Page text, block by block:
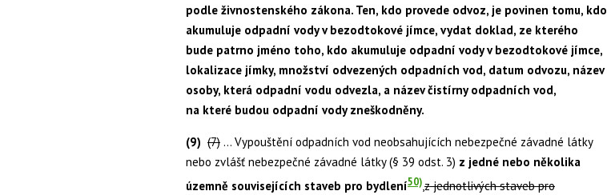
podle živnostenského zákona. Ten, kdo provede odvoz, je povinen tomu, kdo
akumuluje odpadní vody v bezodtokové jímce, vydat doklad, ze kterého
bude patrno jméno toho, kdo akumuluje odpadní vody v bezodtokové jímce,
lokalizace jímky, množství odvezených odpadních vod, datum odvozu, název
osoby, která odpadní vodu odvezla, a název čistírny odpadních vod,
na které budou odpadní vody zneškodněny.
(9) (7) ... Vypouštění odpadních vod neobsahujících nebezpečné závadné látky
nebo zvlášť nebezpečné závadné látky (§ 39 odst. 3) z jedné nebo několika
územně souvisejících staveb pro bydlení50)z jednotlivých staveb pro